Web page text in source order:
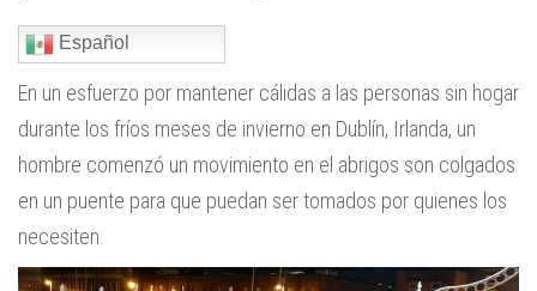
Español
En un esfuerzo por mantener cálidas a las personas sin hogar
durante los fríos meses de invierno en Dublín, Irlanda, un
hombre comenzó un movimiento en el abrigos son colgados
en un puente para que puedan ser tomados por quienes los
necesiten.